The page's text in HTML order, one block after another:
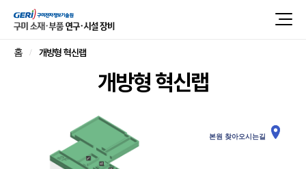
홈 개방형 혁신랩
개방형 혁신랩
본원 찾아오시는길